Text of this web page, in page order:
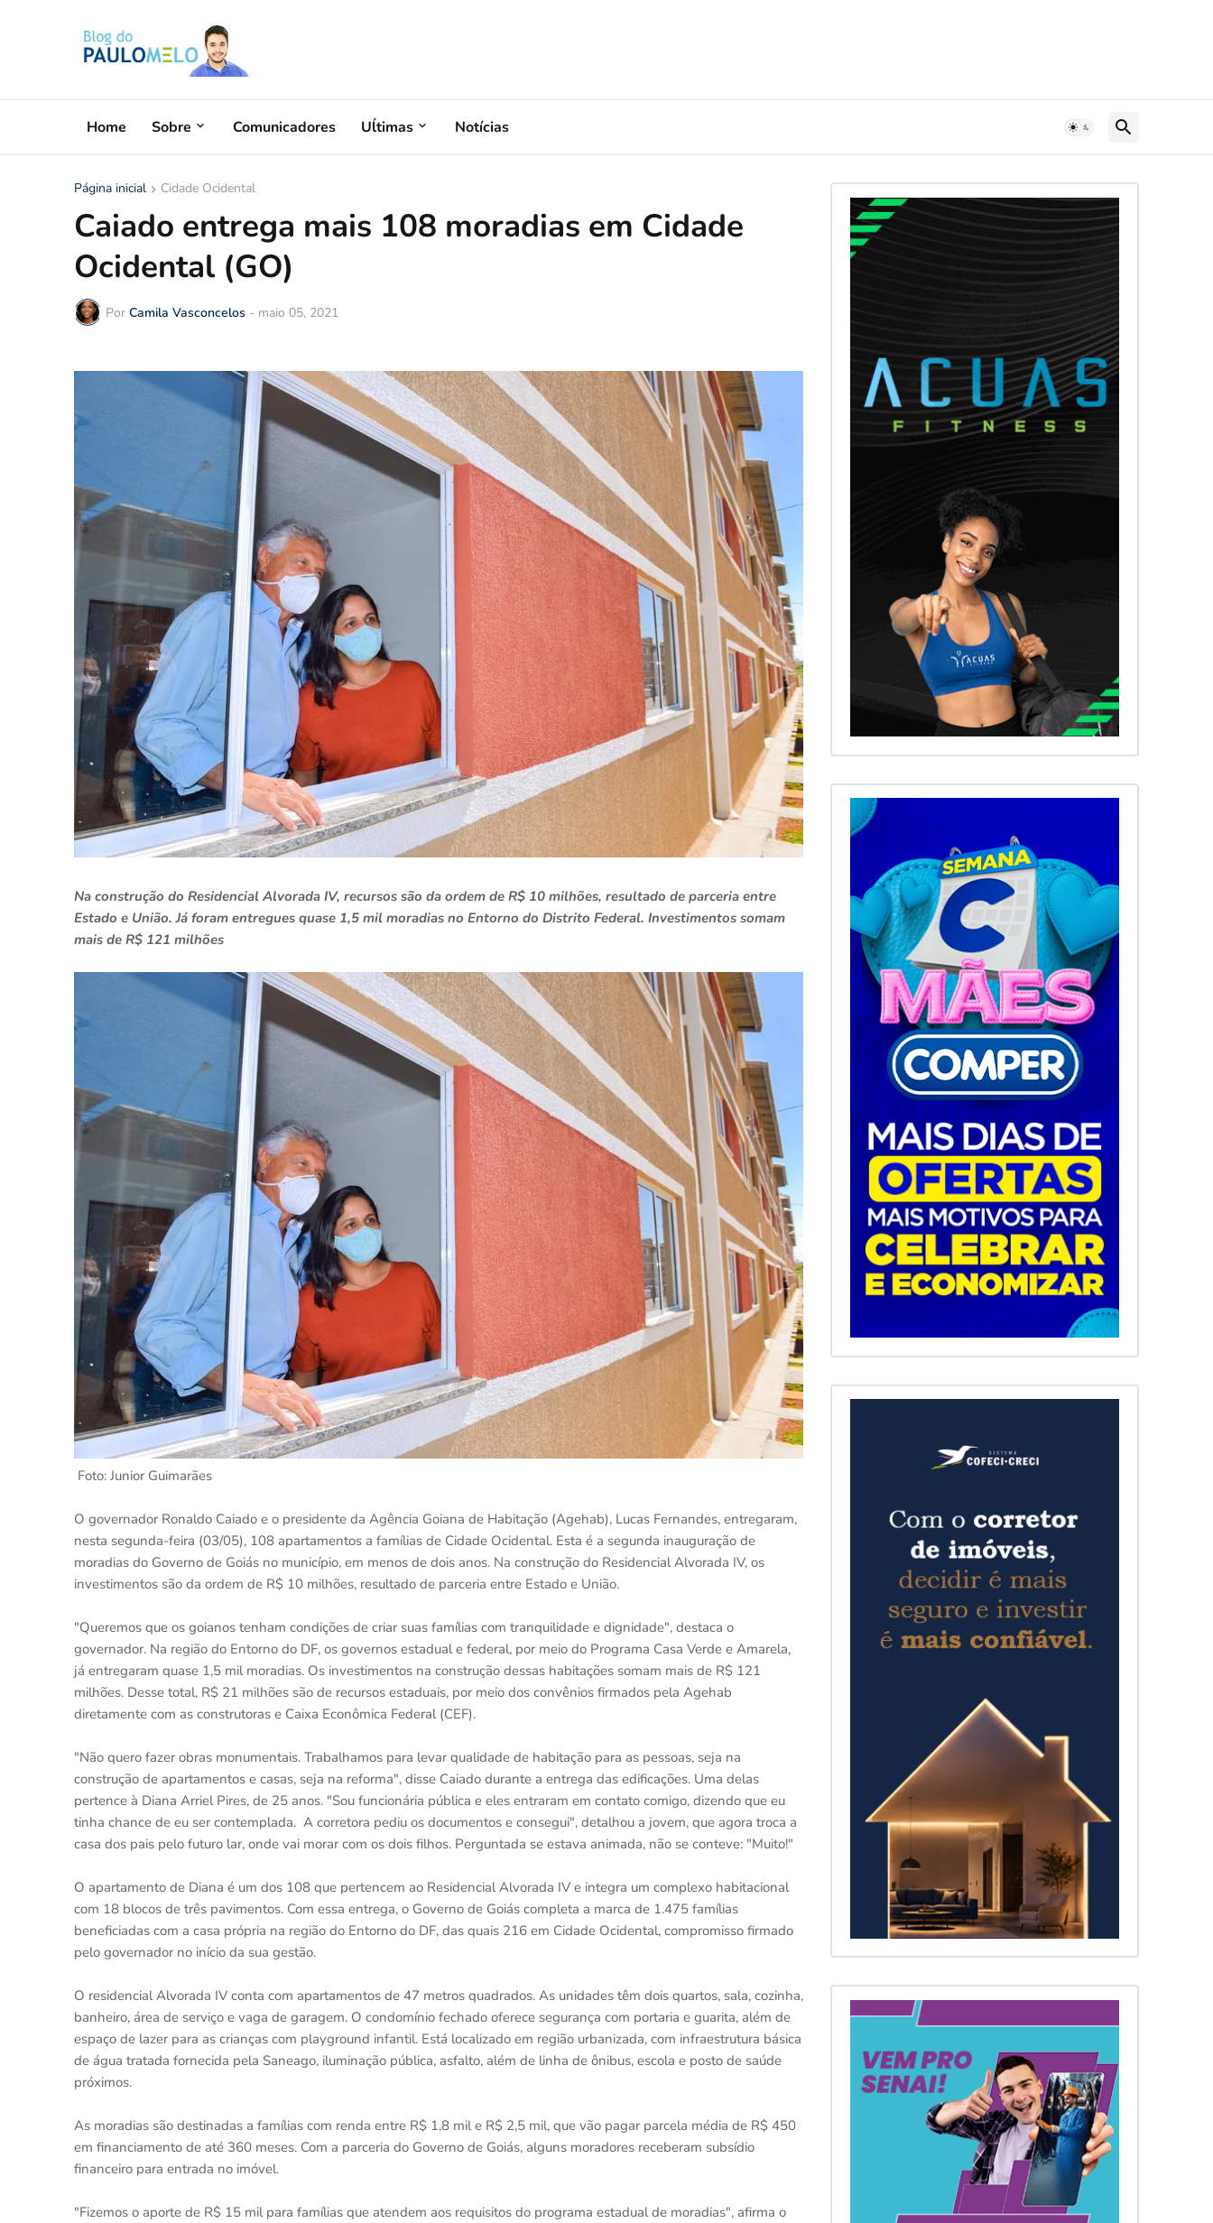
Home Sobre Comunicadores Uĺtimas Notícias
Página inicial Cidade Ocidental
Caiado entrega mais 108 moradias em Cidade
Ocidental (GO)
Por Camila Vasconcelos - maio 05, 2021
Na construção do Residencial Alvorada IV, recursos são da ordem de R$ 10 milhões, resultado de parceria entre
Estado e União. Já foram entregues quase 1,5 mil moradias no Entorno do Distrito Federal. Investimentos somam
mais de R$ 121 milhões
Foto: Junior Guimarães
O governador Ronaldo Caiado e o presidente da Agência Goiana de Habitação (Agehab), Lucas Fernandes, entregaram,
nesta segunda-feira (03/05), 108 apartamentos a famílias de Cidade Ocidental. Esta é a segunda inauguração de
moradias do Governo de Goiás no município, em menos de dois anos. Na construção do Residencial Alvorada IV, os
investimentos são da ordem de R$ 10 milhões, resultado de parceria entre Estado e União.
"Queremos que os goianos tenham condições de criar suas famílias com tranquilidade e dignidade", destaca o
governador. Na região do Entorno do DF, os governos estadual e federal, por meio do Programa Casa Verde e Amarela,
já entregaram quase 1,5 mil moradias. Os investimentos na construção dessas habitações somam mais de R$ 121
milhões. Desse total, R$ 21 milhões são de recursos estaduais, por meio dos convênios firmados pela Agehab
diretamente com as construtoras e Caixa Econômica Federal (CEF).
"Não quero fazer obras monumentais. Trabalhamos para levar qualidade de habitação para as pessoas, seja na
construção de apartamentos e casas, seja na reforma", disse Caiado durante a entrega das edificações. Uma delas
pertence à Diana Arriel Pires, de 25 anos. "Sou funcionária pública e eles entraram em contato comigo, dizendo que eu
tinha chance de eu ser contemplada. A corretora pediu os documentos e consegui", detalhou a jovem, que agora troca a
casa dos pais pelo futuro lar, onde vai morar com os dois filhos. Perguntada se estava animada, não se conteve: "Muito!"
O apartamento de Diana é um dos 108 que pertencem ao Residencial Alvorada IV e integra um complexo habitacional
com 18 blocos de três pavimentos. Com essa entrega, o Governo de Goiás completa a marca de 1.475 famílias
beneficiadas com a casa própria na região do Entorno do DF, das quais 216 em Cidade Ocidental, compromisso firmado
pelo governador no início da sua gestão.
O residencial Alvorada IV conta com apartamentos de 47 metros quadrados. As unidades têm dois quartos, sala, cozinha,
banheiro, área de serviço e vaga de garagem. O condomínio fechado oferece segurança com portaria e guarita, além de
espaço de lazer para as crianças com playground infantil. Está localizado em região urbanizada, com infraestrutura básica
de água tratada fornecida pela Saneago, iluminação pública, asfalto, além de linha de ônibus, escola e posto de saúde
próximos.
As moradias são destinadas a famílias com renda entre R$ 1,8 mil e R$ 2,5 mil, que vão pagar parcela média de R$ 450
em financiamento de até 360 meses. Com a parceria do Governo de Goiás, alguns moradores receberam subsídio
financeiro para entrada no imóvel.
"Fizemos o aporte de R$ 15 mil para famílias que atendem aos requisitos do programa estadual de moradias", afirma o